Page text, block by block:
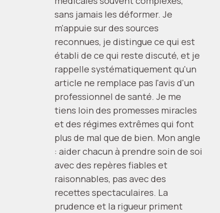
sans jamais les déformer. Je
m'appuie sur des sources
reconnues, je distingue ce qui est
établi de ce qui reste discuté, et je
rappelle systématiquement qu'un
article ne remplace pas l'avis d'un
professionnel de santé. Je me
tiens loin des promesses miracles
et des régimes extrêmes qui font
plus de mal que de bien. Mon angle
: aider chacun à prendre soin de soi
avec des repères fiables et
raisonnables, pas avec des
recettes spectaculaires. La
prudence et la rigueur priment